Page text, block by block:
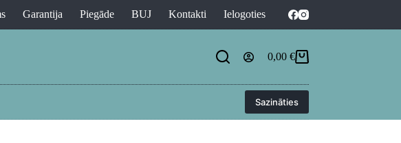
Garantija Piegāde BUJ Kontakti Ielogoties
Shopping
0,00 €
Sazināties